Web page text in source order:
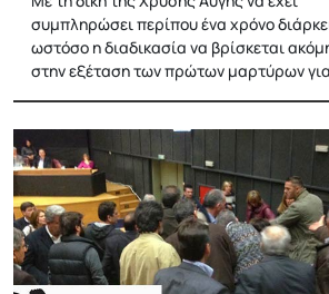
συμπληρώσει περίπου ένα χρόνο
ωστόσο η διαδικασία να βρίσκεται
στην εξέταση των πρώτων μαρτύρων